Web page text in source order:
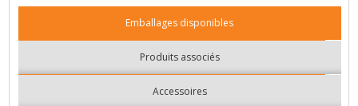
Emballages disponibles
Produits associés
Accessoires